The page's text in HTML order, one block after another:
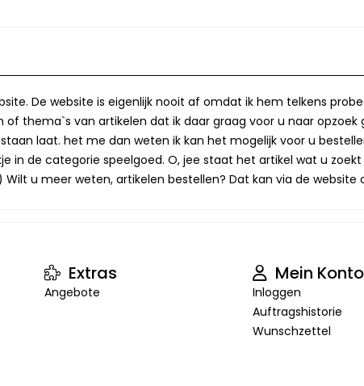
De website is eigenlijk nooit af omdat ik hem telkens
thema`s van artikelen dat ik daar graag voor u naar opzoek
laat. het me dan weten ik kan het mogelijk voor u
in de categorie speelgoed. O, jee staat het artikel wat u
u meer weten, artikelen bestellen? Dat kan via de
Extras
Angebote
Mein Konto
Inloggen
Auftragshistorie
Wunschzettel